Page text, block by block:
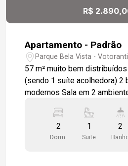
R$
Apartamento - Padrão
Parque Bela Vista -
57 m² muito bem
(sendo 1 suíte acolhedora) 2
modernos Sala em 2
com armários planejados
banheiros) 1 vaga de
Mobiliado e Equipado
2
Dorm.
1
Suite
2